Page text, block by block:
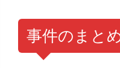
事件のまと